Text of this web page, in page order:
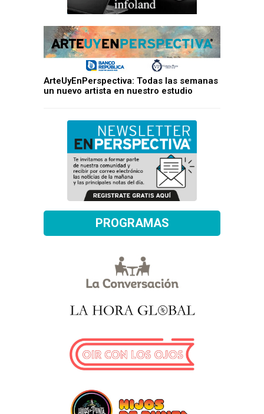
ArteUyEnPerspectiva: Todas las semanas
un nuevo artista en nuestro estudio
PROGRAMAS